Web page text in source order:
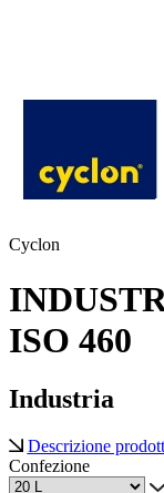
Cyclon
ISO 460
Industria
Descrizione
Confezione